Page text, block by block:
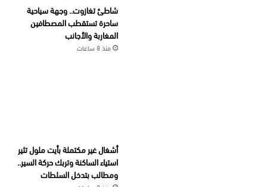
شاطئ تغازوت.. وجهة سياحية
ساحرة تستقطب المصطافين
المغاربة والأجانب
منذ 8 ساعات
أشغال غير مكتملة بأيت ملول تثير
استياء الساكنة وتربك حركة السير..
ومطالب بتدخل السلطات